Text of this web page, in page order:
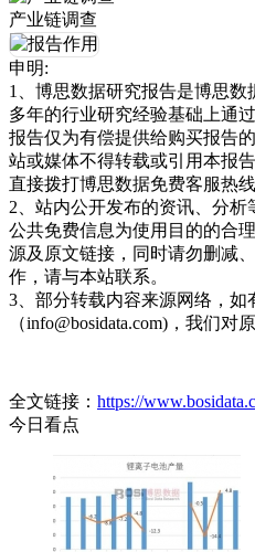
产业链调查
申明:
1、博思数据研究报告是博思数
多年的行业研究经验基础上通
报告仅为有偿提供给购买报告
站或媒体不得转载或引用本报
直接拨打博思数据免费客服热线
2、站内公开发布的资讯、分
公共免费信息为使用目的的合
源及原文链接，同时请勿删减
作，请与本站联系。
3、部分转载内容来源网络，如
（info@bosidata.com)，我们对
全文链接： https://
今日看点